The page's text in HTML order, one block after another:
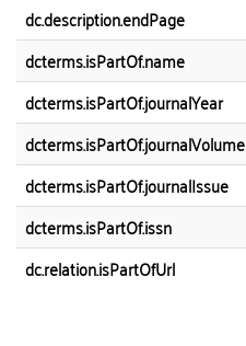
dc.description.endPage
dcterms.isPartOf.name
dcterms.isPartOf.journalYear
dcterms.isPartOf.journalVolume
dcterms.isPartOf.journalIssue
dcterms.isPartOf.issn
dc.relation.isPartOfUrl